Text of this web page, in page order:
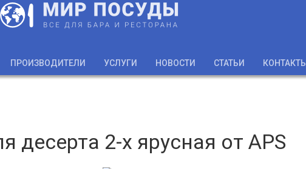
ПРОИЗВОДИТЕЛИ УСЛУГИ НОВОСТИ СТАТЬИ КОНТАКТЫ
десерта 2-х ярусная от APS